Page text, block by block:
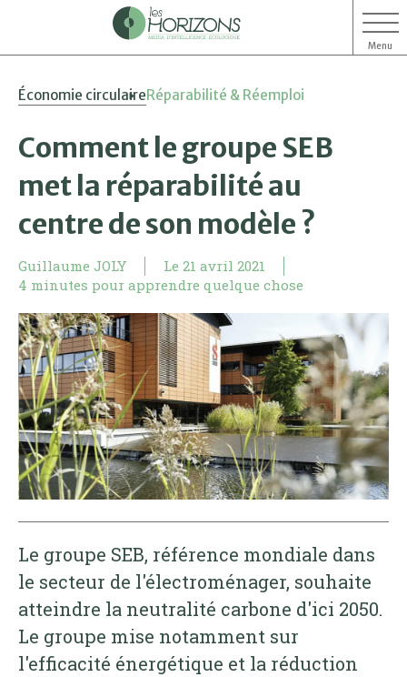
Menu
Économie circulaireRéparabilité & Réemploi
Comment le groupe SEB
met la réparabilité au
centre de son modèle ?
Guillaume JOLY Le 21 avril 2021
4 minutes pour apprendre quelque chose
Le groupe SEB, référence mondiale dans
le secteur de l'électroménager, souhaite
atteindre la neutralité carbone d'ici 2050.
Le groupe mise notamment sur
l'efficacité énergétique et la réduction